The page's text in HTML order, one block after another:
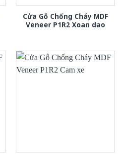
Cửa Gỗ Chống Cháy MDF
Veneer P1R2 Xoan dao